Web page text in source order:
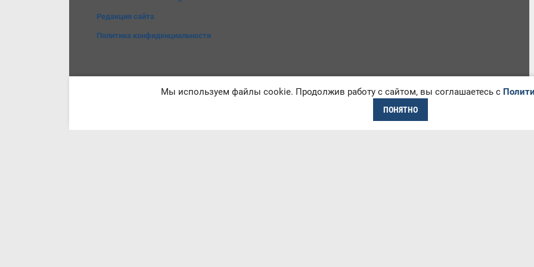
Редакция сайта
Политика конфиденциальности
Мы используем файлы cookie. Продолжив работу с сайтом, вы соглашаетесь с
ПОНЯТНО